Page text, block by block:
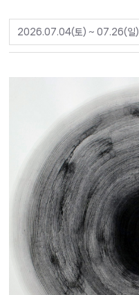
2026.07.04(토) ~ 07.26(일)